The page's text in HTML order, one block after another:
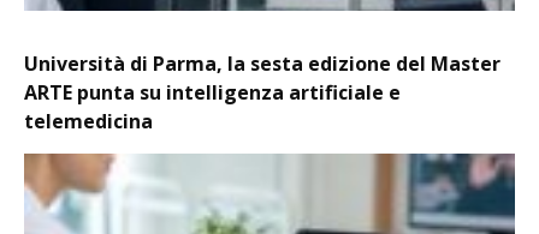
Università di Parma, la sesta edizione del Master
ARTE punta su intelligenza artificiale e
telemedicina